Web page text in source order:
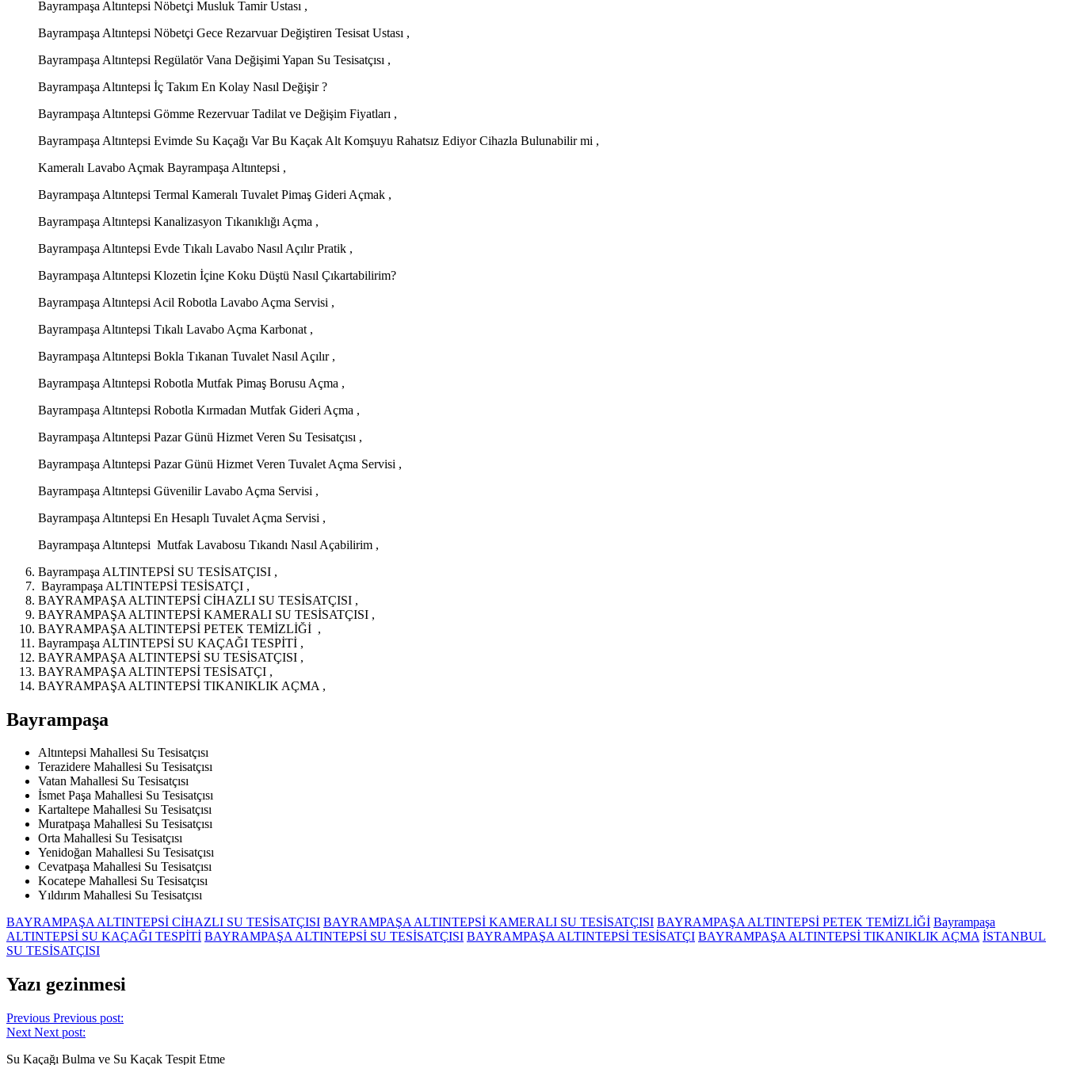
Bayrampaşa Altıntepsi Nöbetçi Musluk Tamir Ustası ,
Bayrampaşa Altıntepsi Nöbetçi Gece Rezarvuar Değiştiren Tesisat Ustası ,
Bayrampaşa Altıntepsi Regülatör Vana Değişimi Yapan Su Tesisatçısı ,
Bayrampaşa Altıntepsi İç Takım En Kolay Nasıl Değişir ?
Bayrampaşa Altıntepsi Gömme Rezervuar Tadilat ve Değişim Fiyatları ,
Bayrampaşa Altıntepsi Evimde Su Kaçağı Var Bu Kaçak Alt Komşuyu Rahatsız Ediyor Cihazla Bulunabilir mi ,
Kameralı Lavabo Açmak Bayrampaşa Altıntepsi ,
Bayrampaşa Altıntepsi Termal Kameralı Tuvalet Pimaş Gideri Açmak ,
Bayrampaşa Altıntepsi Kanalizasyon Tıkanıklığı Açma ,
Bayrampaşa Altıntepsi Evde Tıkalı Lavabo Nasıl Açılır Pratik ,
Bayrampaşa Altıntepsi Klozetin İçine Koku Düştü Nasıl Çıkartabilirim?
Bayrampaşa Altıntepsi Acil Robotla Lavabo Açma Servisi ,
Bayrampaşa Altıntepsi Tıkalı Lavabo Açma Karbonat ,
Bayrampaşa Altıntepsi Bokla Tıkanan Tuvalet Nasıl Açılır ,
Bayrampaşa Altıntepsi Robotla Mutfak Pimaş Borusu Açma ,
Bayrampaşa Altıntepsi Robotla Kırmadan Mutfak Gideri Açma ,
Bayrampaşa Altıntepsi Pazar Günü Hizmet Veren Su Tesisatçısı ,
Bayrampaşa Altıntepsi Pazar Günü Hizmet Veren Tuvalet Açma Servisi ,
Bayrampaşa Altıntepsi Güvenilir Lavabo Açma Servisi ,
Bayrampaşa Altıntepsi En Hesaplı Tuvalet Açma Servisi ,
Bayrampaşa Altıntepsi Mutfak Lavabosu Tıkandı Nasıl Açabilirim ,
Bayrampaşa ALTINTEPSİ SU TESİSATÇISI ,
Bayrampaşa ALTINTEPSİ TESİSATÇI ,
BAYRAMPAŞA ALTINTEPSİ CİHAZLI SU TESİSATÇISI ,
BAYRAMPAŞA ALTINTEPSİ KAMERALI SU TESİSATÇISI ,
BAYRAMPAŞA ALTINTEPSİ PETEK TEMİZLİĞİ ,
Bayrampaşa ALTINTEPSİ SU KAÇAĞI TESPİTİ ,
BAYRAMPAŞA ALTINTEPSİ SU TESİSATÇISI ,
BAYRAMPAŞA ALTINTEPSİ TESİSATÇI ,
BAYRAMPAŞA ALTINTEPSİ TIKANIKLIK AÇMA ,
Bayrampaşa
Altıntepsi Mahallesi Su Tesisatçısı
Terazidere Mahallesi Su Tesisatçısı
Vatan Mahallesi Su Tesisatçısı
İsmet Paşa Mahallesi Su Tesisatçısı
Kartaltepe Mahallesi Su Tesisatçısı
Muratpaşa Mahallesi Su Tesisatçısı
Orta Mahallesi Su Tesisatçısı
Yenidoğan Mahallesi Su Tesisatçısı
Cevatpaşa Mahallesi Su Tesisatçısı
Kocatepe Mahallesi Su Tesisatçısı
Yıldırım Mahallesi Su Tesisatçısı
BAYRAMPAŞA ALTINTEPSİ CİHAZLI SU TESİSATÇISI BAYRAMPAŞA ALTINTEPSİ KAMERALI SU TESİSATÇISI BAYRAMPAŞA ALTINTEPSİ PETEK TEMİZLİĞİ Bayrampaşa
ALTINTEPSİ SU KAÇAĞI TESPİTİ BAYRAMPAŞA ALTINTEPSİ SU TESİSATÇISI BAYRAMPAŞA ALTINTEPSİ TESİSATÇI BAYRAMPAŞA ALTINTEPSİ TIKANIKLIK AÇMA İSTANBUL
SU TESİSATÇISI
Yazı gezinmesi
Previous Previous post:
Next Next post:
Su Kaçağı Bulma ve Su Kaçak Tespit Etme